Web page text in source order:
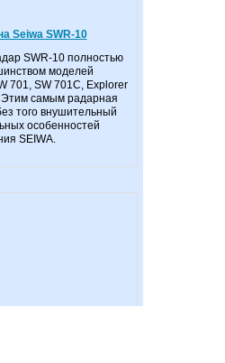
Seiwa SWR-10
SWR-10 полностью
моделей
701, SW 701С, Explorer
Этим самым радарная
того внушительный
особенностей
SEIWA.